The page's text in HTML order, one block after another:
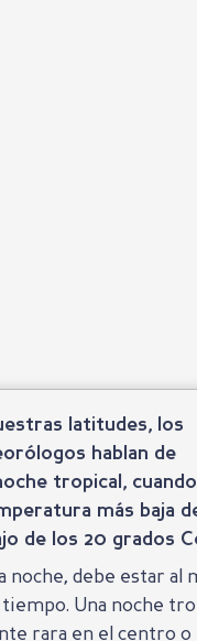
latitudes, los
hablan de
tropical, cuando
más baja
de los 20 grados
noche, debe estar al
Una noche
rara en el centro o